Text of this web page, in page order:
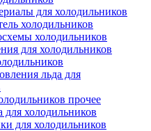
для холодильников
холодильников
холодильников
для холодильников
льда для
прочее
для холодильников
для холодильников